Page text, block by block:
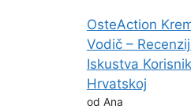
OsteAction
Vodič –
Iskustva
Hrvatskoj
od Ana